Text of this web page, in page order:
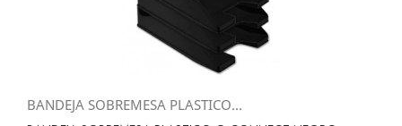
BANDEJA SOBREMESA PLASTICO...